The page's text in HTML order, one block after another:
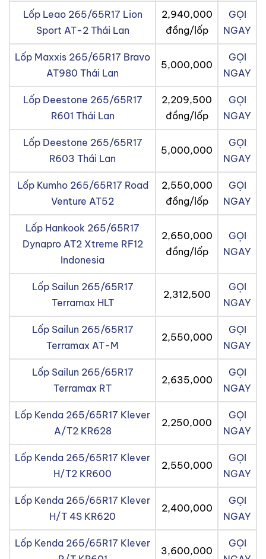
Lốp Leao 265/65R17 Lion
Sport AT-2 Thái Lan
2,940,000
đồng/lốp
GỌI
NGAY
Lốp Maxxis 265/65R17 Bravo
AT980 Thái Lan
5,000,000
GỌI
NGAY
Lốp Deestone 265/65R17
R601 Thái Lan
2,209,500
đồng/lốp
GỌI
NGAY
Lốp Deestone 265/65R17
R603 Thái Lan
5,000,000
GỌI
NGAY
Lốp Kumho 265/65R17 Road
Venture AT52
2,550,000
đồng/lốp
GỌI
NGAY
Lốp Hankook 265/65R17
Dynapro AT2 Xtreme RF12
Indonesia
2,650,000
đồng/lốp
GỌI
NGAY
Lốp Sailun 265/65R17
Terramax HLT
2,312,500
GỌI
NGAY
Lốp Sailun 265/65R17
Terramax AT-M
2,550,000
GỌI
NGAY
Lốp Sailun 265/65R17
Terramax RT
2,635,000
GỌI
NGAY
Lốp Kenda 265/65R17 Klever
A/T2 KR628
2,250,000
GỌI
NGAY
Lốp Kenda 265/65R17 Klever
H/T2 KR600
2,550,000
GỌI
NGAY
Lốp Kenda 265/65R17 Klever
H/T 4S KR620
2,400,000
GỌI
NGAY
Lốp Kenda 265/65R17 Klever
3,600,000
GỌI